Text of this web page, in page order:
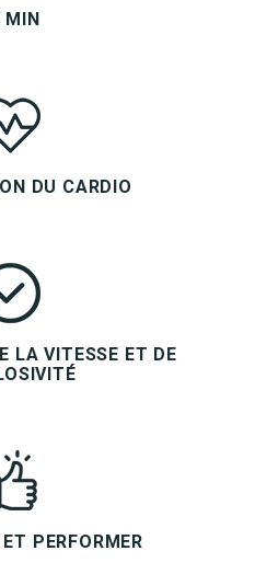
MIN
DU CARDIO
LA VITESSE ET DE
PERFORMER